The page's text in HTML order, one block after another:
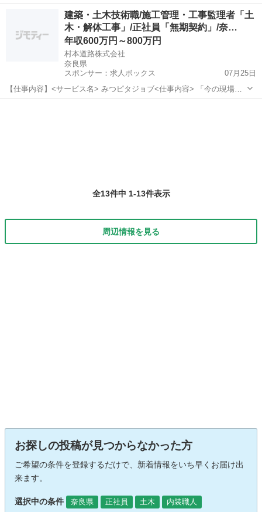
から能力給 勤務時間8：00～17：00 見習い期間終了後 独立支援
（請負となります） 学歴不問 現場直行直帰可 車 バイク通勤
可 女性大...
橿原市 内装職人 職人
建築・土木技術職/施工管理・工事監理者「土
木・解体工事」/正社員「無期契約」/奈…
年収600万円～800万円
村本道路株式会社
奈良県
スポンサー：求人ボックス
07月25日
【仕事内容】<サービス名> みつピタジョブ<仕事内容> 「今の現場、
あなたの技術に相応しい舞台ですか?」 奈良の道を知り尽くし、国土
全13件中 1-13件表示
周辺情報を見る
お探しの投稿が見つからなかった方
ご希望の条件を登録するだけで、新着情報をいち早くお届け出
来ます。
選択中の条件 奈良県 正社員 土木 内装職人